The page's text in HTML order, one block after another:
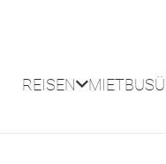
REISEN MIETBUS